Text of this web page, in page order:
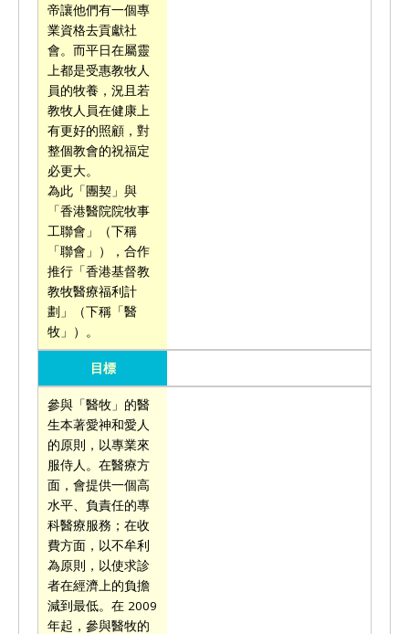
帝讓他們有一個專
業資格去貢獻社
會。而平日在屬靈
上都是受惠教牧人
員的牧養，況且若
教牧人員在健康上
有更好的照顧，對
整個教會的祝福定
必更大。
為此「團契」與
「香港醫院院牧事
工聯會」（下稱
「聯會」），合作
推行「香港基督教
教牧醫療福利計
劃」（下稱「醫
牧」）。
目標
參與「醫牧」的醫
生本著愛神和愛人
的原則，以專業來
服侍人。在醫療方
面，會提供一個高
水平、負責任的專
科醫療服務；在收
費方面，以不牟利
為原則，以使求診
者在經濟上的負擔
減到最低。在 2009
年起，參與醫牧的